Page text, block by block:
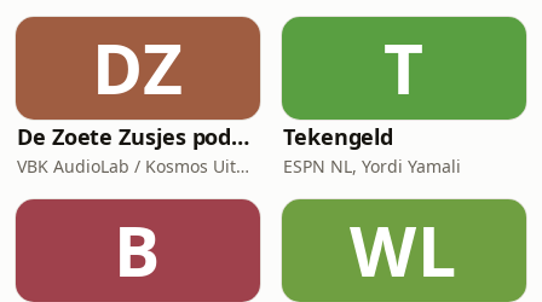
DZ
De Zoete Zusjes podcast
VBK AudioLab / Kosmos Uitgevers
T
Tekengeld
ESPN NL, Yordi Yamali
B WL